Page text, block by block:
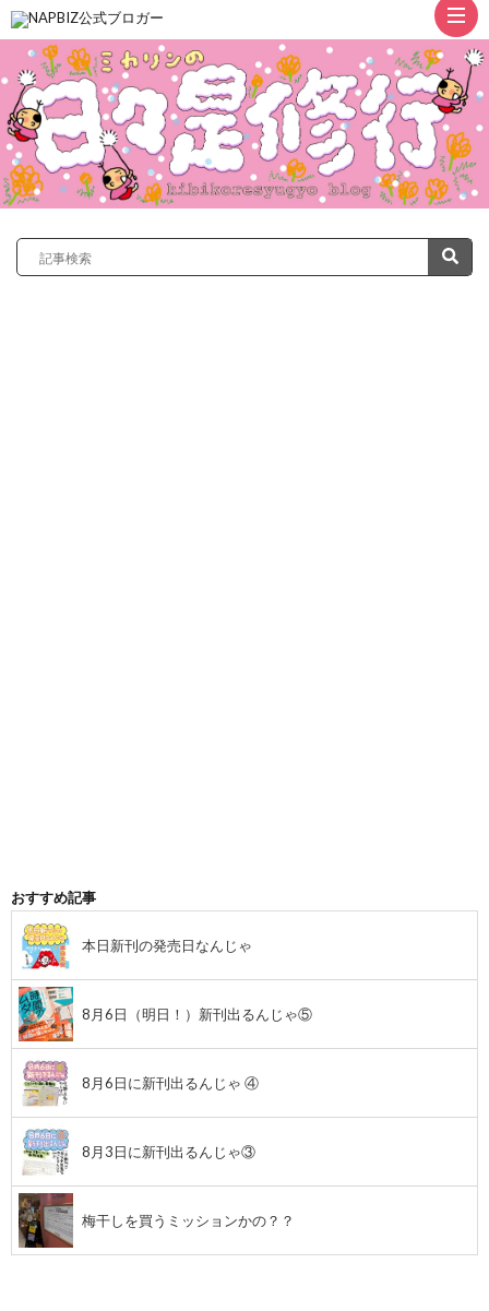
ト
ッ
おすすめ記事
本日新刊の発売日なんじゃ
8月6日（明日！）新刊出るんじゃ⑤
8月6日に新刊出るんじゃ ④
8月3日に新刊出るんじゃ③
梅干しを買うミッションかの？？